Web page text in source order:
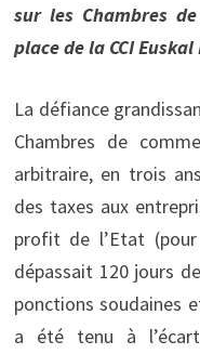
sur les Chambres
place de la CCI
La défiance
Chambres de
arbitraire, en trois
des taxes aux
profit de l’Etat
dépassait 120 jours
ponctions soudaines
a été tenu à